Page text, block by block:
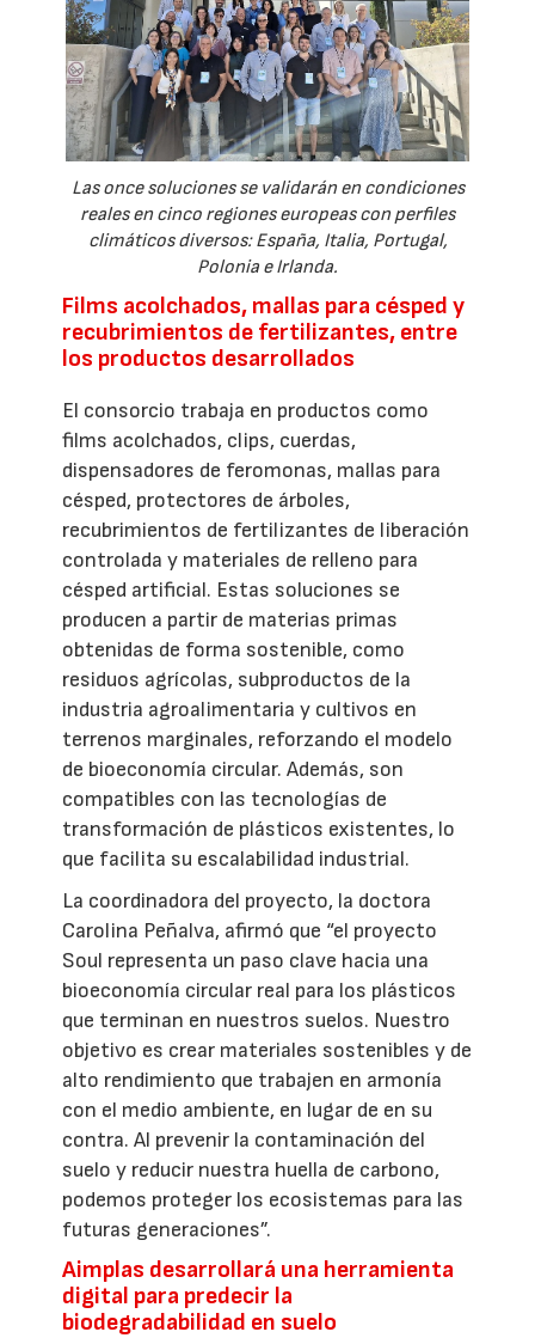
Las once soluciones se validarán en condiciones
reales en cinco regiones europeas con perfiles
climáticos diversos: España, Italia, Portugal,
Polonia e Irlanda.
Films acolchados, mallas para césped y
recubrimientos de fertilizantes, entre
los productos desarrollados
El consorcio trabaja en productos como
films acolchados, clips, cuerdas,
dispensadores de feromonas, mallas para
césped, protectores de árboles,
recubrimientos de fertilizantes de liberación
controlada y materiales de relleno para
césped artificial. Estas soluciones se
producen a partir de materias primas
obtenidas de forma sostenible, como
residuos agrícolas, subproductos de la
industria agroalimentaria y cultivos en
terrenos marginales, reforzando el modelo
de bioeconomía circular. Además, son
compatibles con las tecnologías de
transformación de plásticos existentes, lo
que facilita su escalabilidad industrial.
La coordinadora del proyecto, la doctora
Carolina Peñalva, afirmó que “el proyecto
Soul representa un paso clave hacia una
bioeconomía circular real para los plásticos
que terminan en nuestros suelos. Nuestro
objetivo es crear materiales sostenibles y de
alto rendimiento que trabajen en armonía
con el medio ambiente, en lugar de en su
contra. Al prevenir la contaminación del
suelo y reducir nuestra huella de carbono,
podemos proteger los ecosistemas para las
futuras generaciones”.
Aimplas desarrollará una herramienta
digital para predecir la
biodegradabilidad en suelo